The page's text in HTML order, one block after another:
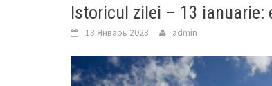
Istoricul zilei – 13 ianuarie:
13 Январь 2023 admin